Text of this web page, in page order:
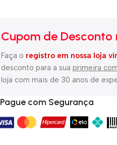
Cupom de Desconto
Faça o registro em nossa loja
desconto para a suaprimeira
loja com mais de 30 anos de
Pague com Segurança